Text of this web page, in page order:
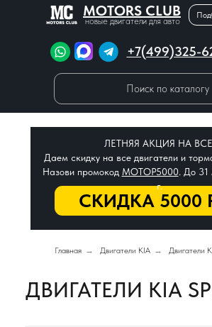
MOTORS CLUB
новые двигатели для авто
+7(499)325-
Поиск по каталогу
СКИДКА 5000
ЛЕТНЯЯ АКЦИЯ НА
Даем скидку на все двигатели и
Назови промокод МОТОР5000. До 31
г.
Главная → Двигатели KIA → Двигатели
ДВИГАТЕЛИ KIA